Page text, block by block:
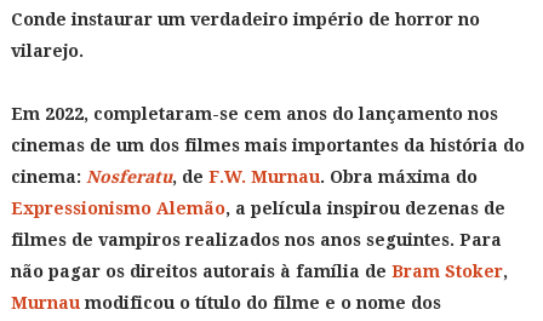
Conde instaurar um verdadeiro império de horror no
vilarejo.
Em 2022, completaram-se cem anos do lançamento nos
cinemas de um dos filmes mais importantes da história do
cinema: Nosferatu, de F.W. Murnau. Obra máxima do
Expressionismo Alemão, a película inspirou dezenas de
filmes de vampiros realizados nos anos seguintes. Para
não pagar os direitos autorais à família de Bram Stoker,
Murnau modificou o título do filme e o nome dos